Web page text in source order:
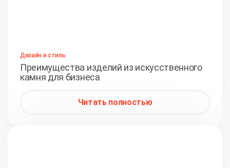
Дизайн и стиль
Преимущества изделий из искусственного
камня для бизнеса
Читать полностью